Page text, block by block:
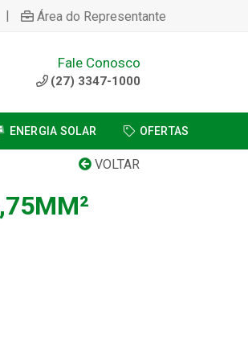
| Área do Representante
Fale Conosco
(27) 3347-1000
ENERGIA SOLAR OFERTAS
VOLTAR